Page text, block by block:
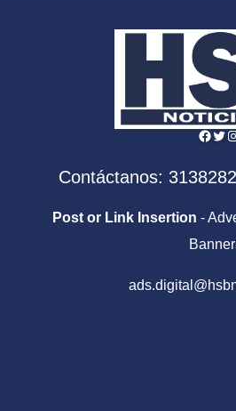
recursos
Contáctanos:
Post or Link Insertion -